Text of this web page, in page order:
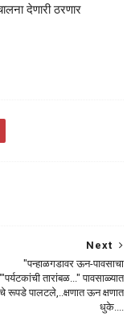
देणारी ठरणार
Next
"पन्हाळगडावर ऊन-पावसाचा
तारांबळ..." पावसाळ्यात
रूपडे पालटले,..क्षणात ऊन क्षणात
धुके....